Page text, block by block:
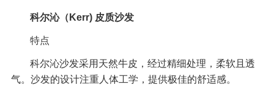
科尔沁（Kerr) 皮质沙发
特点
科尔沁沙发采用天然牛皮，经过精细处理，柔软且透
气。沙发的设计注重人体工学，提供极佳的舒适感。